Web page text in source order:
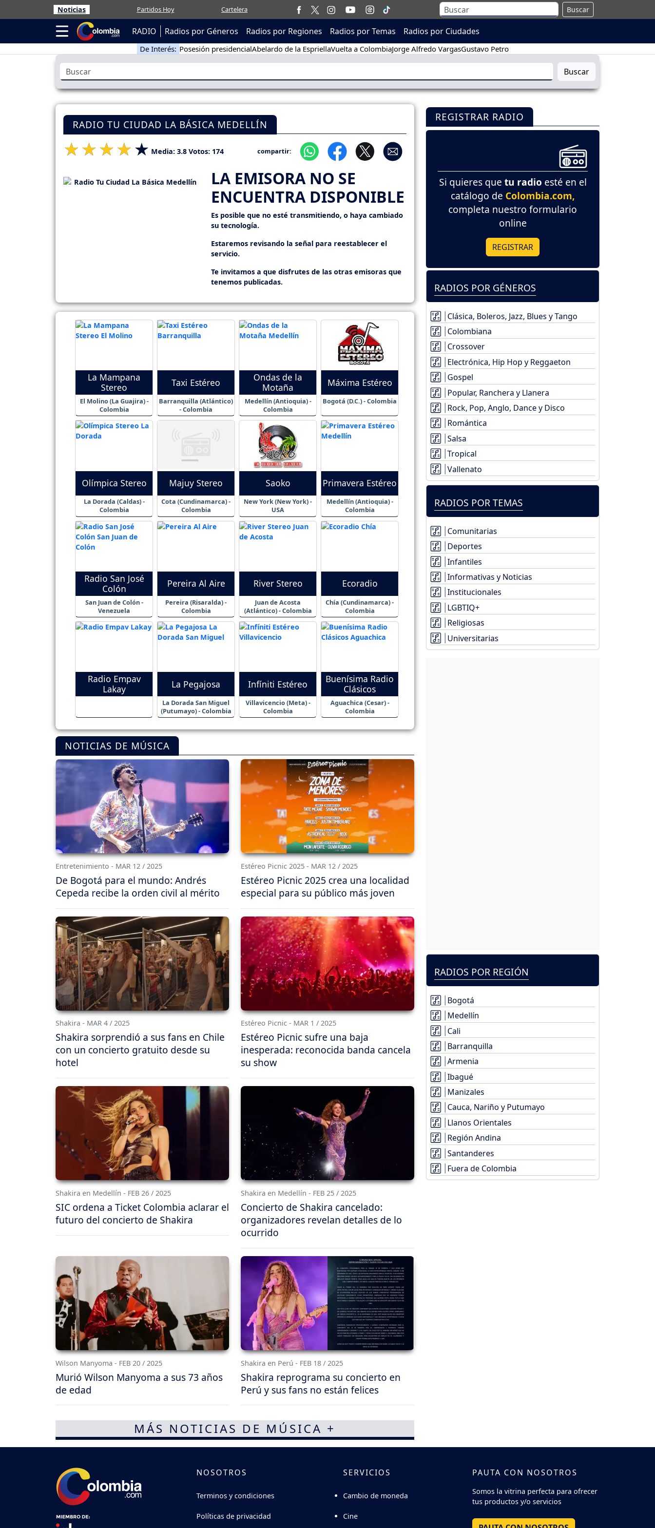
Noticias Partidos Hoy Cartelera Buscar
RADIO Radios por Géneros Radios por Regiones Radios por Temas Radios por Ciudades
De Interés: Posesión presidencialAbelardo de la EspriellaVuelta a ColombiaJorge Alfredo VargasGustavo Petro
Buscar
RADIO TU CIUDAD LA BÁSICA MEDELLÍN
Media: 3.8 Votos: 174 compartir:
LA EMISORA NO SE
ENCUENTRA DISPONIBLE
Es posible que no esté transmitiendo, o haya cambiado
su tecnología.
Estaremos revisando la señal para reestablecer el
servicio.
Te invitamos a que disfrutes de las otras emisoras que
tenemos publicadas.
La Mampana
Stereo
El Molino (La Guajira) -
Colombia
Taxi Estéreo
Barranquilla (Atlántico)
- Colombia
Ondas de la
Motaña
Medellín (Antioquia) -
Colombia
Máxima Estéreo
Bogotá (D.C.) - Colombia
Olímpica Stereo
La Dorada (Caldas) -
Colombia
Majuy Stereo
Cota (Cundinamarca) -
Colombia
Saoko
New York (New York) -
USA
Primavera Estéreo
Medellín (Antioquia) -
Colombia
Radio San José
Colón
San Juan de Colón -
Venezuela
Pereira Al Aire
Pereira (Risaralda) -
Colombia
River Stereo
Juan de Acosta
(Atlántico) - Colombia
Ecoradio
Chía (Cundinamarca) -
Colombia
Radio Empav
Lakay
La Pegajosa
La Dorada San Miguel
(Putumayo) - Colombia
Infíniti Estéreo
Villavicencio (Meta) -
Colombia
Buenísima Radio
Clásicos
Aguachica (Cesar) -
Colombia
NOTICIAS DE MÚSICA
Entretenimiento - MAR 12 / 2025
De Bogotá para el mundo: Andrés
Cepeda recibe la orden civil al mérito
Estéreo Picnic 2025 - MAR 12 / 2025
Estéreo Picnic 2025 crea una localidad
especial para su público más joven
Shakira - MAR 4 / 2025
Shakira sorprendió a sus fans en Chile
con un concierto gratuito desde su
hotel
Estéreo Picnic - MAR 1 / 2025
Estéreo Picnic sufre una baja
inesperada: reconocida banda cancela
su show
Shakira en Medellín - FEB 26 / 2025
SIC ordena a Ticket Colombia aclarar el
futuro del concierto de Shakira
Shakira en Medellín - FEB 25 / 2025
Concierto de Shakira cancelado:
organizadores revelan detalles de lo
ocurrido
Wilson Manyoma - FEB 20 / 2025
Murió Wilson Manyoma a sus 73 años
de edad
Shakira en Perú - FEB 18 / 2025
Shakira reprograma su concierto en
Perú y sus fans no están felices
MÁS NOTICIAS DE MÚSICA +
REGISTRAR RADIO
Si quieres que tu radio esté en el
catálogo de Colombia.com,
completa nuestro formulario
online
REGISTRAR
RADIOS POR GÉNEROS
Clásica, Boleros, Jazz, Blues y Tango
Colombiana
Crossover
Electrónica, Hip Hop y Reggaeton
Gospel
Popular, Ranchera y Llanera
Rock, Pop, Anglo, Dance y Disco
Romántica
Salsa
Tropical
Vallenato
RADIOS POR TEMAS
Comunitarias
Deportes
Infantiles
Informativas y Noticias
Institucionales
LGBTIQ+
Religiosas
Universitarias
RADIOS POR REGIÓN
Bogotá
Medellín
Cali
Barranquilla
Armenia
Ibagué
Manizales
Cauca, Nariño y Putumayo
Llanos Orientales
Región Andina
Santanderes
Fuera de Colombia
NOSOTROS
Terminos y condiciones
Políticas de privacidad
SERVICIOS
Cambio de moneda
Cine
PAUTA CON NOSOTROS
Somos la vitrina perfecta para ofrecer
tus productos y/o servicios